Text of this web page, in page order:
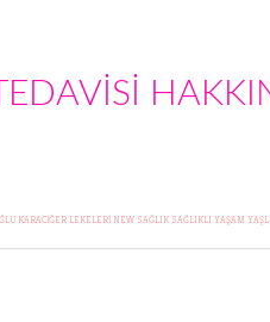
KARACİĞER LEKELERİ NEW SAĞLIK SAĞLIKLI YAŞAM